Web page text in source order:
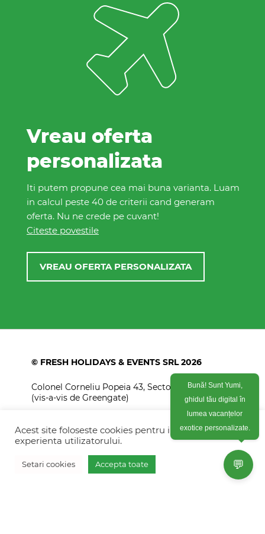
Vreau oferta
personalizata
Iti putem propune cea mai buna varianta. Luam
in calcul peste 40 de criterii cand generam
oferta. Nu ne crede pe cuvant!
Citeste povestile
VREAU OFERTA PERSONALIZATA
© FRESH HOLIDAYS & EVENTS SRL 2026
Colonel Corneliu Popeia 43, Sector 5, Bucuresti
(vis-a-vis de Greengate)
+40770 574 088
info@freshholidays.ro
Acest site foloseste cookies pentru imbunatati
experienta utilizatorului.
Setari cookies Accepta toate 💬
Bună! Sunt Yumi,
ghidul tău digital în
lumea vacanțelor
exotice personalizate.